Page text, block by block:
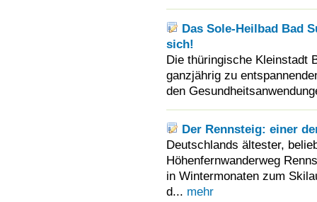
Das Sole-Heilbad Bad
sich!
Die thüringische Kleinstadt
ganzjährig zu
den
Der Rennsteig: einer
Deutschlands ältester,
Höhenfernwanderweg
in Wintermonaten zum
d... mehr